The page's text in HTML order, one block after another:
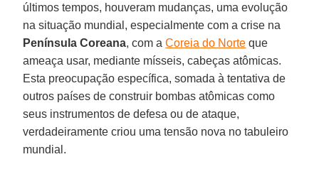
últimos tempos, houveram mudanças, uma evolução
na situação mundial, especialmente com a crise na
Península Coreana, com aCoreia do Norte que
ameaça usar, mediante mísseis, cabeças atômicas.
Esta preocupação específica, somada à tentativa de
outros países de construir bombas atômicas como
seus instrumentos de defesa ou de ataque,
verdadeiramente criou uma tensão nova no tabuleiro
mundial.